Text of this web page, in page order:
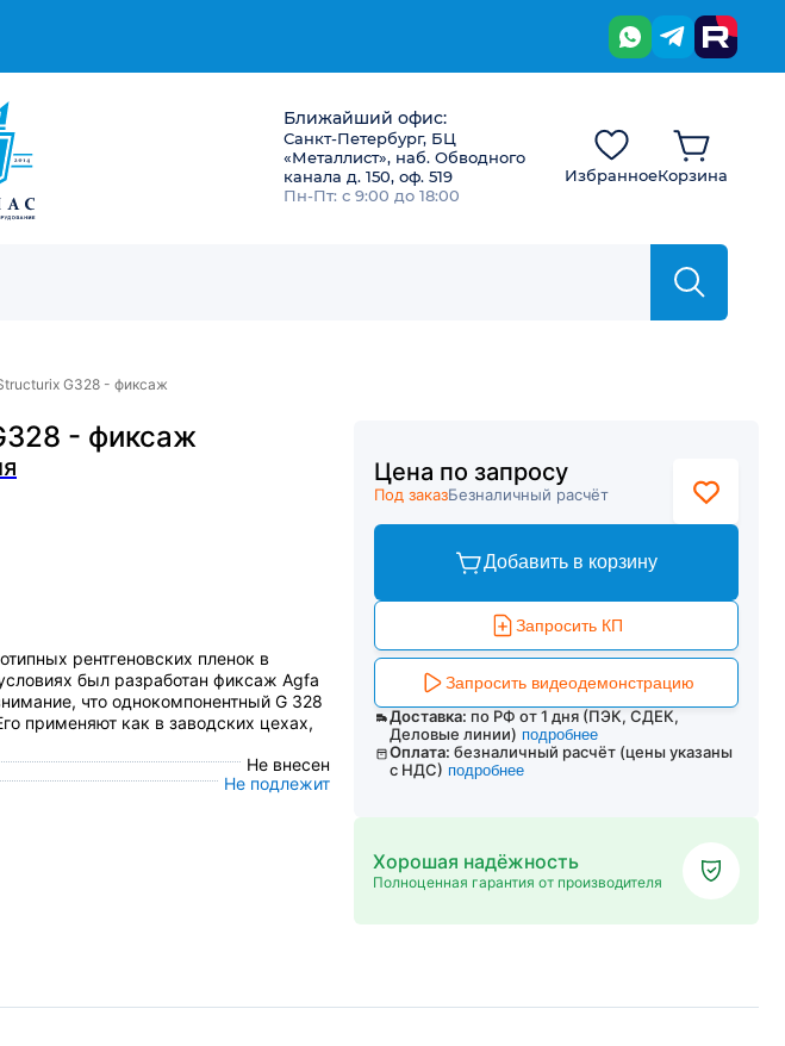
Ближайший офис:
Санкт-Петербург, БЦ
«Металлист», наб. Обводного
канала д. 150, оф. 519
Пн-Пт: с 9:00 до 18:00
ИзбранноеКорзина
G328 - фиксаж
- фиксаж
рентгеновских пленок в
был разработан фиксаж Agfa
что однокомпонентный G 328
применяют как в заводских цехах,
Не внесен
Не подлежит
Цена по запросу
Под заказБезналичный расчёт
Добавить в корзину
Запросить КП
Запросить видеодемонстрацию
Доставка: по РФ от 1 дня (ПЭК, СДЕК,
Деловые линии) подробнее
Оплата: безналичный расчёт (цены указаны
с НДС) подробнее
Хорошая надёжность
Полноценная гарантия от производителя